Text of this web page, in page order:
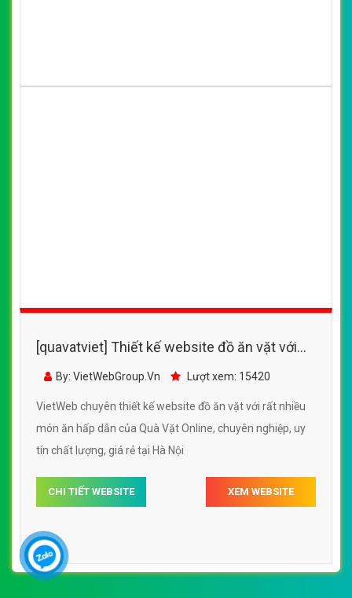
[quavatviet] Thiết kế website đồ ăn vặt với
Xanh
By: VietWebGroup.Vn Lượt xem: 22610
VietWeb chuyên thiết kế website đồ ăn vặt với rất nhiều
món ăn hấp dẫn của Bách Hóa Xanh, uy tín, chất lượng,
giá rẻ tại Hà Nội